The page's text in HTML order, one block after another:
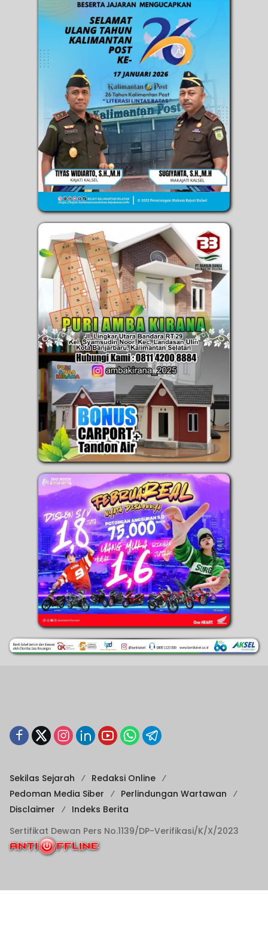
Sekilas Sejarah
Redaksi Online
Pedoman Media Siber
Perlindungan Wartawan
Disclaimer
Indeks Berita
Sertifikat Dewan Pers No.1139/DP-Verifikasi/K/X/2023